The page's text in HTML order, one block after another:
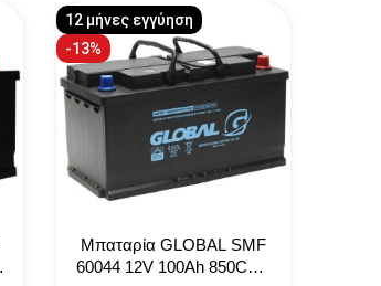
-13%
12 μήνες εγγύηση
Μπαταρία GLOBAL SMF
60044 12V 100Ah 850CCA